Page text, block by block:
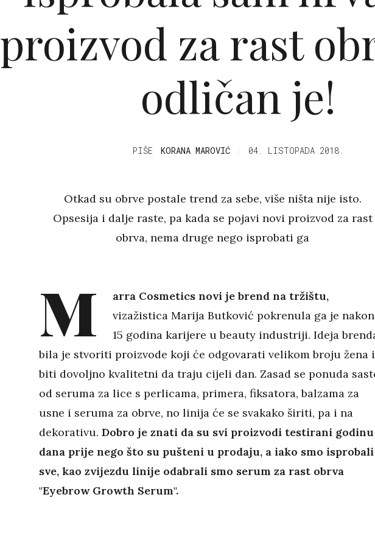
proizvod za rast
odličan je!
PIŠE KORANA MAROVIĆ 04. LISTOPADA 2018.
Otkad su obrve postale trend za sebe, više ništa nije isto.
Opsesija i dalje raste, pa kada se pojavi novi proizvod za rast
obrva, nema druge nego isprobati ga
M
arra Cosmetics novi je brend na tržištu,
vizažistica Marija Butković pokrenula ga je nakon
15 godina karijere u beauty industriji. Ideja
bila je stvoriti proizvode koji će odgovarati velikom broju žena i
biti dovoljno kvalitetni da traju cijeli dan. Zasad se ponuda
od seruma za lice s perlicama, primera, fiksatora, balzama za
usne i seruma za obrve, no linija će se svakako širiti, pa i na
dekorativu. Dobro je znati da su svi proizvodi testirani godinu
dana prije nego što su pušteni u prodaju, a iako smo isprobali
sve, kao zvijezdu linije odabrali smo serum za rast obrva
"Eyebrow Growth Serum".